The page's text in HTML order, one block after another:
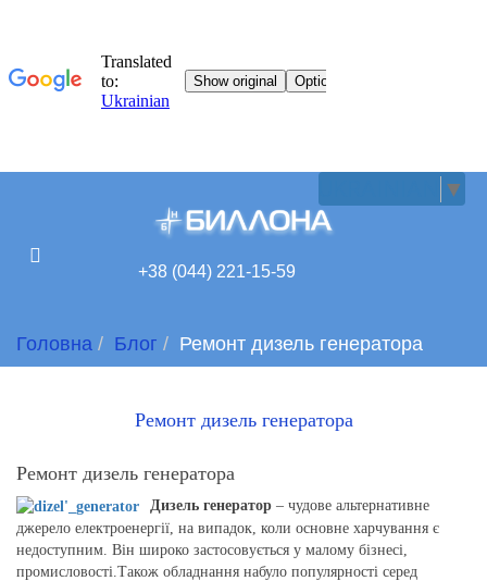
▼
+38 (044) 221-15-59
Головна Блог Ремонт дизель генератора
Ремонт дизель генератора
Ремонт дизель генератора
Дизель генератор – чудове альтернативне
джерело електроенергії, на випадок, коли основне харчування є
недоступним. Він широко застосовується у малому бізнесі,
промисловості. Також обладнання набуло популярності серед